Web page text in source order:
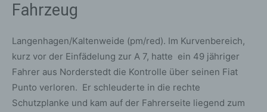
Fahrzeug
Langenhagen/Kaltenweide (pm/red). Im Kurvenbereich,
kurz vor der Einfädelung zur A 7, hatte ein 49 jähriger
Fahrer aus Norderstedt die Kontrolle über seinen Fiat
Punto verloren. Er schleuderte in die rechte
Schutzplanke und kam auf der Fahrerseite liegend zum